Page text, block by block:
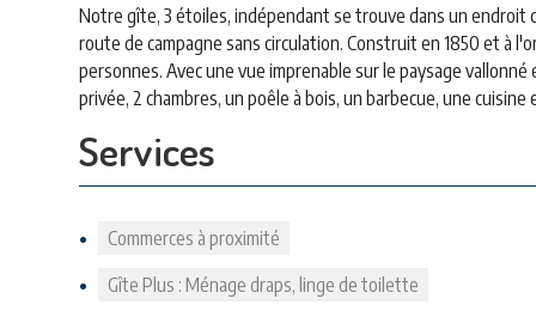
Notre gîte, 3 étoiles, indépendant se trouve dans un endroit
route de campagne sans circulation. Construit en 1850 et à
personnes. Avec une vue imprenable sur le paysage
privée, 2 chambres, un poêle à bois, un barbecue, une
Services
Commerces à proximité
Gîte Plus : Ménage draps, linge de toilette